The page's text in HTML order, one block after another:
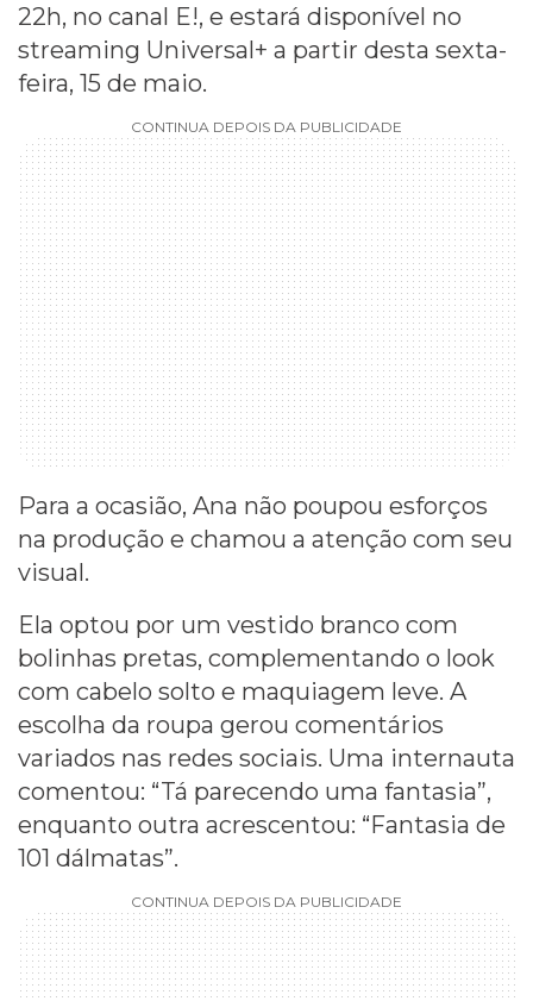
22h, no canal E!, e estará disponível no
streaming Universal+ a partir desta sexta-
feira, 15 de maio.
CONTINUA DEPOIS DA PUBLICIDADE
Para a ocasião, Ana não poupou esforços
na produção e chamou a atenção com seu
visual.
Ela optou por um vestido branco com
bolinhas pretas, complementando o look
com cabelo solto e maquiagem leve. A
escolha da roupa gerou comentários
variados nas redes sociais. Uma internauta
comentou: “Tá parecendo uma fantasia”,
enquanto outra acrescentou: “Fantasia de
101 dálmatas”.
CONTINUA DEPOIS DA PUBLICIDADE